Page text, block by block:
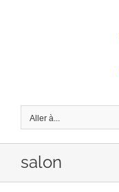
Aller à...
salon